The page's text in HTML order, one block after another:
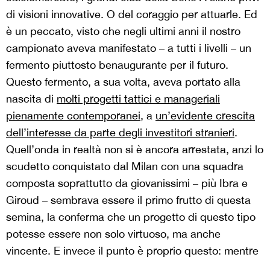
di visioni innovative. O del coraggio per attuarle. Ed
è un peccato, visto che negli ultimi anni il nostro
campionato aveva manifestato – a tutti i livelli – un
fermento piuttosto benaugurante per il futuro.
Questo fermento, a sua volta, aveva portato alla
nascita di molti progetti tattici e manageriali
pienamente contemporanei, a un’evidente crescita
dell’interesse da parte degli investitori stranieri.
Quell’onda in realtà non si è ancora arrestata, anzi lo
scudetto conquistato dal Milan con una squadra
composta soprattutto da giovanissimi – più Ibra e
Giroud – sembrava essere il primo frutto di questa
semina, la conferma che un progetto di questo tipo
potesse essere non solo virtuoso, ma anche
vincente. E invece il punto è proprio questo: mentre